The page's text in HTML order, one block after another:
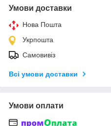
Умови доставки
Нова Пошта
Укрпошта
Самовивіз
Всі умови доставки
Умови оплати